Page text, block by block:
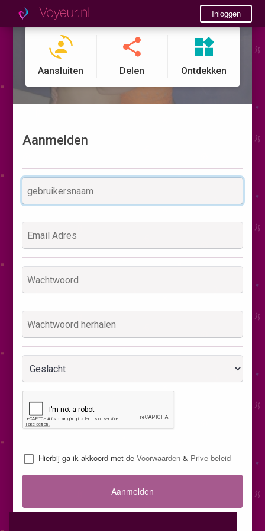
Inloggen
Aansluiten Delen Ontdekken
Aanmelden
Hierbij ga ik akkoord met deVoorwaarden & Prive beleid
Aanmelden